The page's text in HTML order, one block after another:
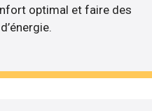
optimal et faire des